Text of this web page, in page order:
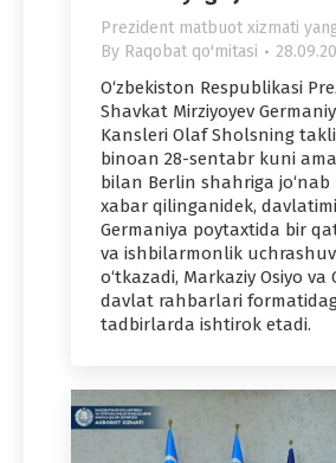
Prezident matbuot xizmati
By Raqobat qo'mitasi
O‘zbekiston Respublikasi
Shavkat Mirziyoyev
Kansleri Olaf Sholsning
binoan 28-sentabr kuni
bilan Berlin shahriga jo‘nab
xabar qilinganidek,
Germaniya poytaxtida bir
va ishbilarmonlik
o‘tkazadi, Markaziy Osiyo va
davlat rahbarlari
tadbirlarda ishtirok etadi.